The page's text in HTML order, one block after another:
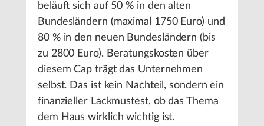
beläuft sich auf 50 % in den alten
Bundesländern (maximal 1750 Euro) und
80 % in den neuen Bundesländern (bis
zu 2800 Euro). Beratungskosten über
diesem Cap trägt das Unternehmen
selbst. Das ist kein Nachteil, sondern ein
finanzieller Lackmustest, ob das Thema
dem Haus wirklich wichtig ist.